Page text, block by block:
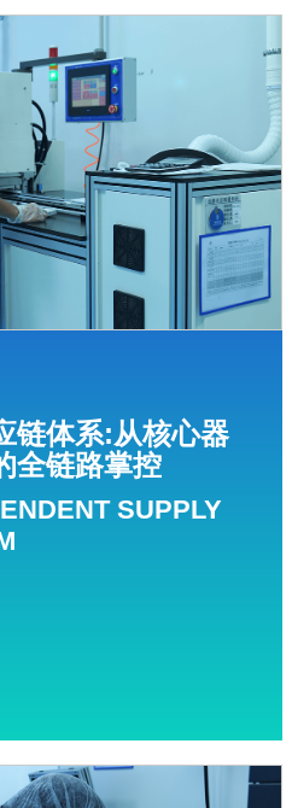
链体系:从核心器
全链路掌控
SUPPLY